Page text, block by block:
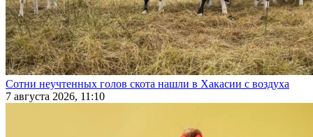
Сотни неучтенных голов скота нашли в Хакасии с воздуха
7 августа 2026, 11:10